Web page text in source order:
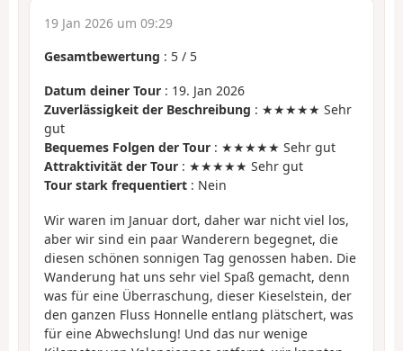
19 Jan 2026 um 09:29
Gesamtbewertung : 5 / 5
Datum deiner Tour : 19. Jan 2026
Zuverlässigkeit der Beschreibung : ★★★★★ Sehr
gut
Bequemes Folgen der Tour : ★★★★★ Sehr gut
Attraktivität der Tour : ★★★★★ Sehr gut
Tour stark frequentiert : Nein
Wir waren im Januar dort, daher war nicht viel los,
aber wir sind ein paar Wanderern begegnet, die
diesen schönen sonnigen Tag genossen haben. Die
Wanderung hat uns sehr viel Spaß gemacht, denn
was für eine Überraschung, dieser Kieselstein, der
den ganzen Fluss Honnelle entlang plätschert, was
für eine Abwechslung! Und das nur wenige